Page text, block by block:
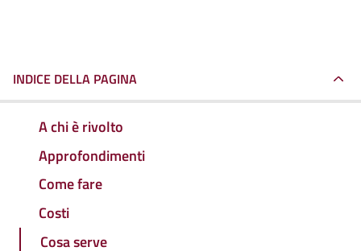
INDICE DELLA PAGINA
A chi è rivolto
Approfondimenti
Come fare
Costi
Cosa serve